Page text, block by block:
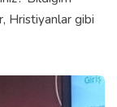
Hristiyanlar gibi